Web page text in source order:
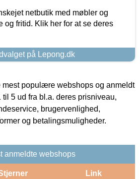
netbutik med møbler og
og fritid. Klik her for at se deres
på Lepong.dk
mest populære webshops og anmeldt
til 5 ud fra bl.a. deres prisniveau,
brugervenlighed,
og betalingsmuligheder.
anmeldte webshops
Link